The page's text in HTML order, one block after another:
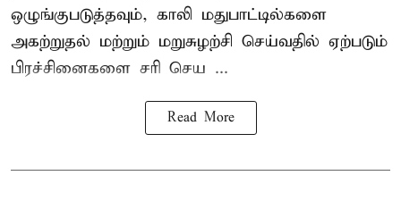
ஒழுங்குபடுத்தவும், காலி மதுபாட்டில்களை
அகற்றுதல் மற்றும் மறுசுழற்சி செய்வதில் ஏற்படும்
பிரச்சினைகளை சரி செய ...
Read More